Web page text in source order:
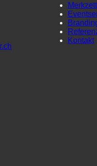
Kontakt